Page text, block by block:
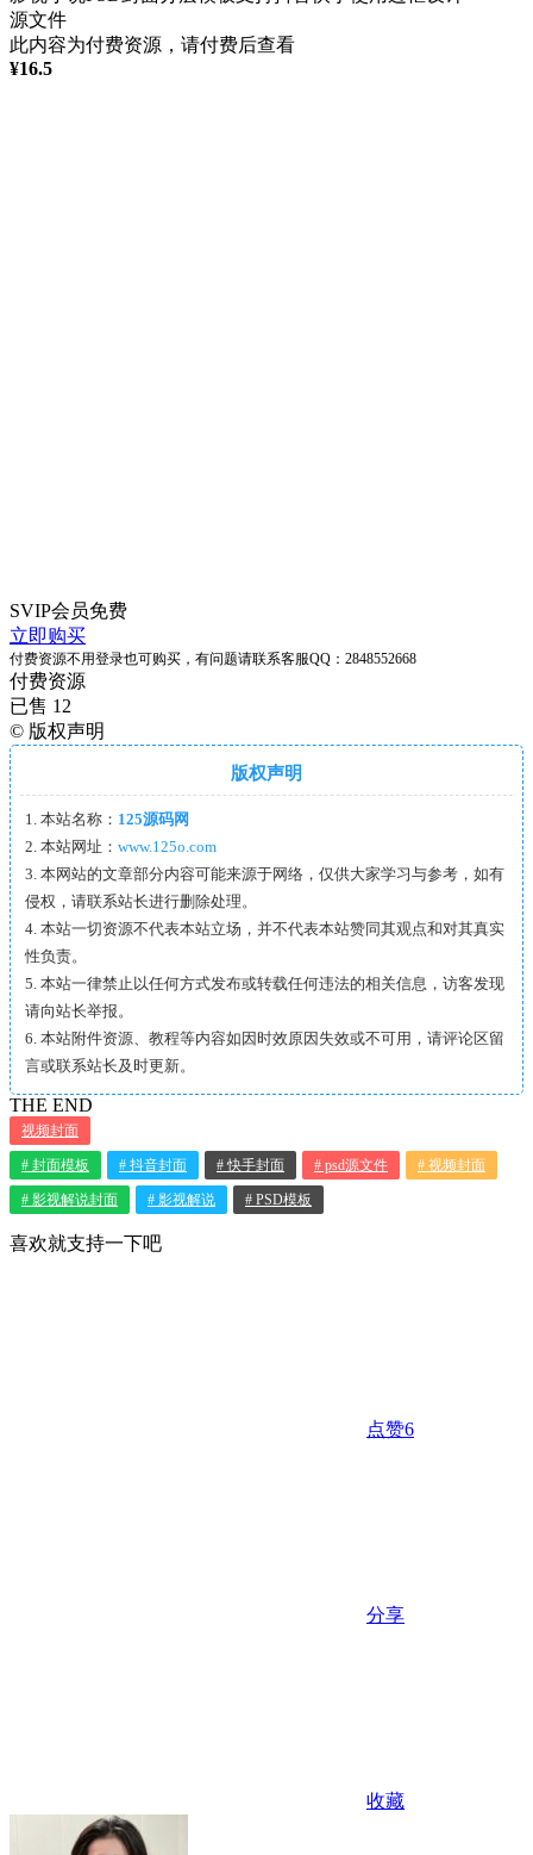
源文件
此内容为付费资源，请付费后查看
¥16.5
SVIP会员免费
立即购买
付费资源不用登录也可购买，有问题请联系客服QQ：2848552668
付费资源
已售 12
© 版权声明
版权声明
1. 本站名称： 125源码网
2. 本站网址： www.125o.com
3. 本网站的文章部分内容可能来源于网络，仅供大家学习与参考，如有
侵权，请联系站长进行删除处理。
4. 本站一切资源不代表本站立场，并不代表本站赞同其观点和对其真实
性负责。
5. 本站一律禁止以任何方式发布或转载任何违法的相关信息，访客发现
请向站长举报。
6. 本站附件资源、教程等内容如因时效原因失效或不可用，请评论区留
言或联系站长及时更新。
THE END
视频封面
# 封面模板 # 抖音封面 # 快手封面 # psd源文件 # 视频封面
# 影视解说封面 # 影视解说 # PSD模板
喜欢就支持一下吧
点赞6
分享
收藏